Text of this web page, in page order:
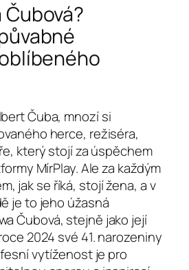
Čubová?
Čuba, mnozí si
herce, režiséra,
který stojí za úspěchem
MírPlay. Ale za každým
jak se říká, stojí žena, a v
je to jeho úžasná
Čubová, stejně jako její
2024 své 41. narozeniny
vytíženost je pro